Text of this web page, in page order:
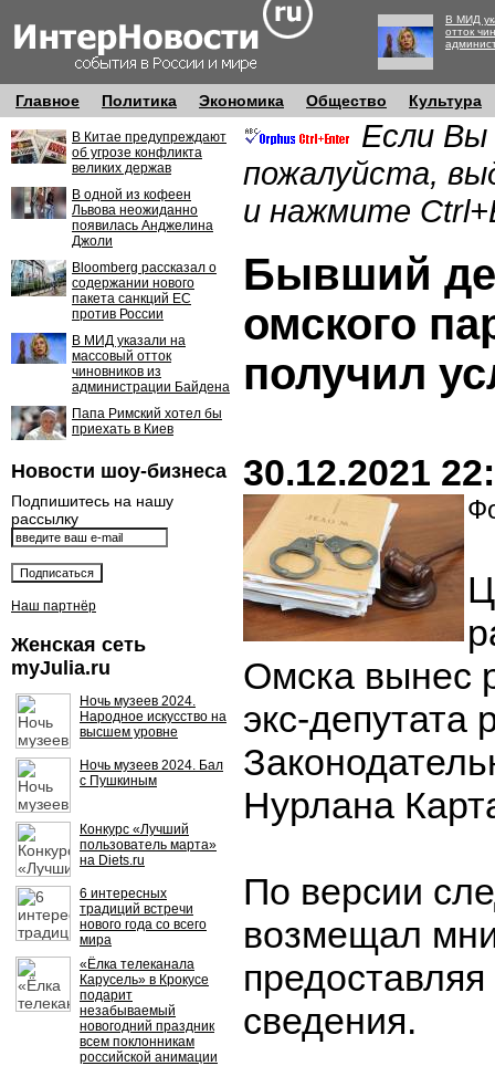
В МИД
отток
Главное Политика Экономика Общество Культура
В Китае предупреждают
об угрозе конфликта
великих держав
В одной из кофеен
Львова неожиданно
появилась Анджелина
Джоли
Bloomberg рассказал о
содержании нового
пакета санкций ЕС
против России
В МИД указали на
массовый отток
чиновников из
администрации Байдена
Папа Римский хотел бы
приехать в Киев
Новости шоу-бизнеса
Подпишитесь на нашу
рассылку
Наш партнёр
Женская сеть
myJulia.ru
Ночь музеев 2024.
Народное искусство на
высшем уровне
Ночь музеев 2024. Бал
с Пушкиным
Конкурс «Лучший
пользователь марта»
на Diets.ru
6 интересных
традиций встречи
нового года со всего
мира
«Ёлка телеканала
Карусель» в Крокусе
подарит
незабываемый
новогодний праздник
всем поклонникам
российской анимации
Если Вы
пожалуйста,
и нажмите
Бывший
омского
получил
30.12.2021
Омска вынес
экс-депутата
Нурлана
По версии
возмещал
сведения.